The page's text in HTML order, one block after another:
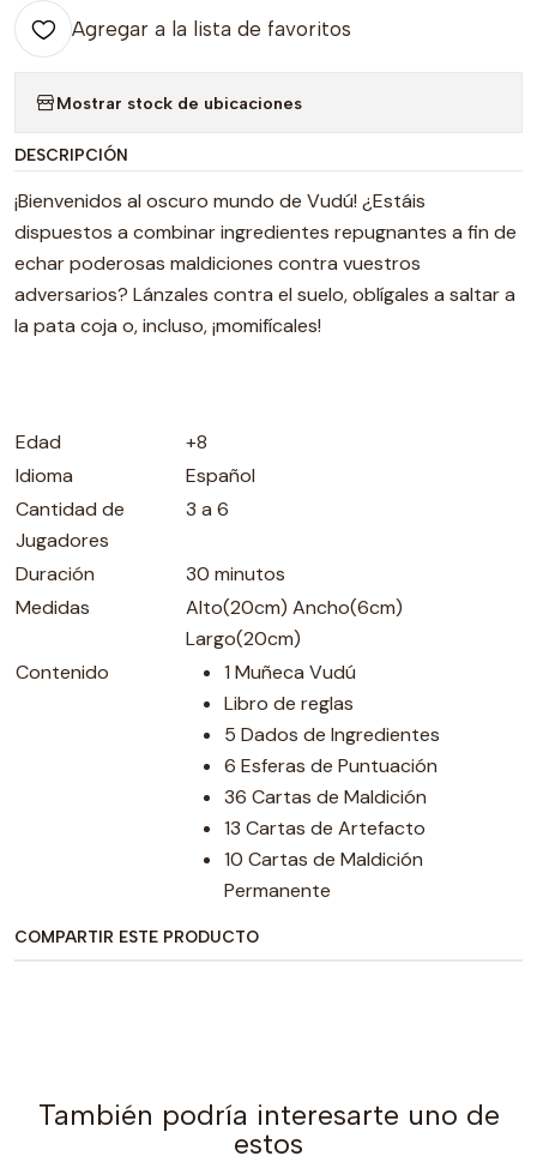
Agregar a la lista de favoritos
Mostrar stock de ubicaciones
DESCRIPCIÓN
¡Bienvenidos al oscuro mundo de Vudú! ¿Estáis
dispuestos a combinar ingredientes repugnantes a fin de
echar poderosas maldiciones contra vuestros
adversarios? Lánzales contra el suelo, oblígales a saltar a
la pata coja o, incluso, ¡momifícales!
Edad
+8
Idioma
Español
Cantidad de
Jugadores
3 a 6
Duración
30 minutos
Medidas
Alto(20cm) Ancho(6cm)
Largo(20cm)
Contenido
1 Muñeca Vudú
Libro de reglas
5 Dados de Ingredientes
6 Esferas de Puntuación
36 Cartas de Maldición
13 Cartas de Artefacto
10 Cartas de Maldición
Permanente
COMPARTIR ESTE PRODUCTO
También podría interesarte uno de
estos